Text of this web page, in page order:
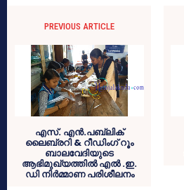
PREVIOUS ARTICLE
എസ്. എന്‍.പബ്ലിക്
ലൈബ്രറി & റീഡിംഗ് റൂം
ബാലവേദിയുടെ
ആഭിമുഖ്യത്തില്‍ എല്‍ .ഇ.
ഡി നിര്‍മ്മാണ പരിശീലനം